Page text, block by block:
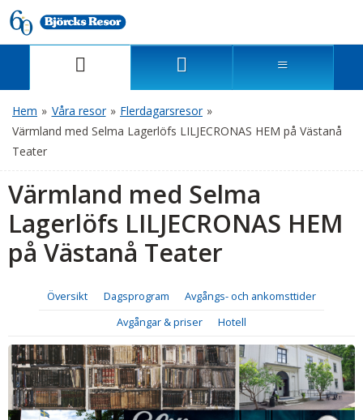
Hem » Våra resor » Flerdagarsresor »
Värmland med Selma Lagerlöfs LILJECRONAS HEM på Västanå
Teater
Värmland med Selma
Lagerlöfs LILJECRONAS HEM
på Västanå Teater
Översikt Dagsprogram
Avgångs- och ankomsttider
Avgångar & priser
Hotell